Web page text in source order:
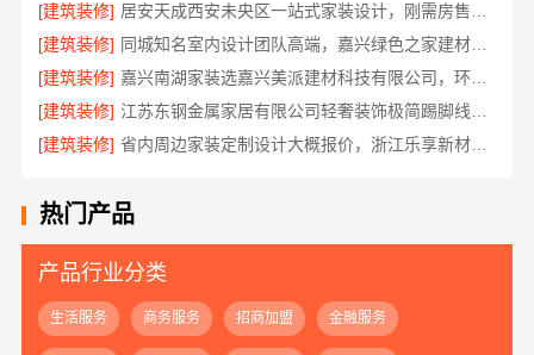
[建筑装修]
[建筑装修]
同城知名室内设计团队高端，嘉兴绿色之家建材科技有限公司
[建筑装修]
嘉兴南湖家装选嘉兴美派建材科技有限公司，环保透明报价
[建筑装修]
[建筑装修]
省内周边家装定制设计大概报价，浙江乐享新材料有限公司品质保障
热门产品
产品行业分类
生活服务 商务服务 招商加盟 金融服务